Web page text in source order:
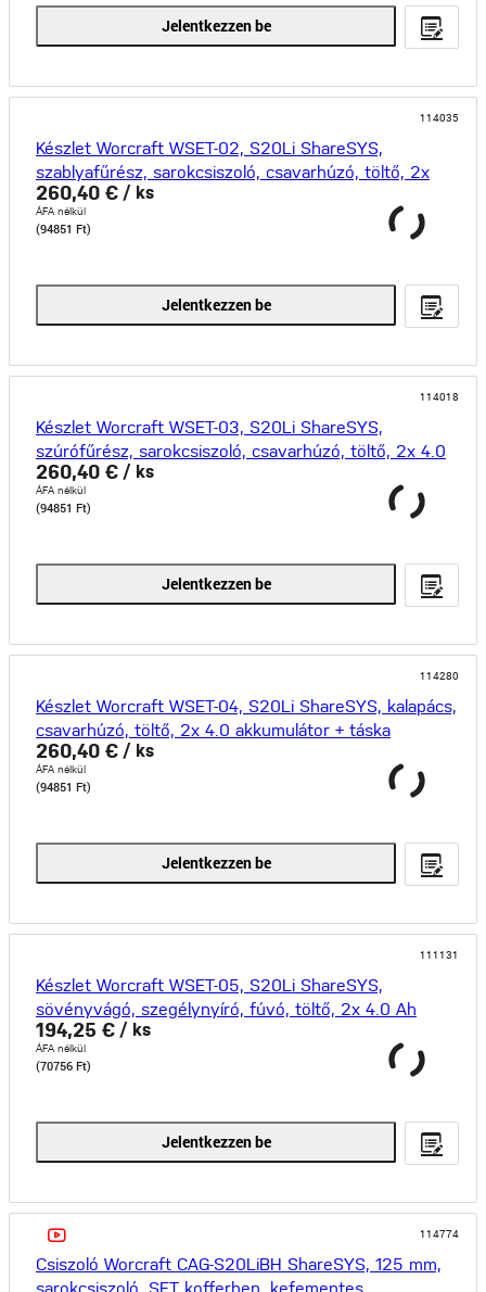
Jelentkezzen be
114035
Készlet Worcraft WSET-02, S20Li ShareSYS,
szablyafűrész, sarokcsiszoló, csavarhúzó, töltő, 2x
4,0 Ah
260,40 € / ks
ÁFA nélkül
(94851 Ft)
Jelentkezzen be
114018
Készlet Worcraft WSET-03, S20Li ShareSYS,
szúrófűrész, sarokcsiszoló, csavarhúzó, töltő, 2x 4.0
akku
260,40 € / ks
ÁFA nélkül
(94851 Ft)
Jelentkezzen be
114280
Készlet Worcraft WSET-04, S20Li ShareSYS, kalapács,
csavarhúzó, töltő, 2x 4.0 akkumulátor + táska
260,40 € / ks
ÁFA nélkül
(94851 Ft)
Jelentkezzen be
111131
Készlet Worcraft WSET-05, S20Li ShareSYS,
sövényvágó, szegélynyíró, fúvó, töltő, 2x 4.0 Ah
akkumulát
194,25 € / ks
ÁFA nélkül
(70756 Ft)
Jelentkezzen be
114774
Csiszoló Worcraft CAG-S20LiBH ShareSYS, 125 mm,
sarokcsiszoló, SET kofferben, kefementes